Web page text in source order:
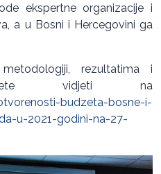
ekspertne organizacije i
a u Bosni i Hercegovini ga
rezultatima i
vidjeti na
budzeta-bosne-i-
u-2021-godini-na-27-